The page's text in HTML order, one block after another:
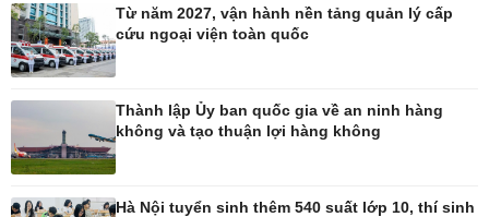
Ô tô - Xe máy
Tư vấn
Doanh nghiệp 24h
Doanh nhân
Từ năm 2027, vận hành nền tảng quản lý cấp
cứu ngoại viện toàn quốc
Thành lập Ủy ban quốc gia về an ninh hàng
không và tạo thuận lợi hàng không
Hà Nội tuyển sinh thêm 540 suất lớp 10, thí sinh